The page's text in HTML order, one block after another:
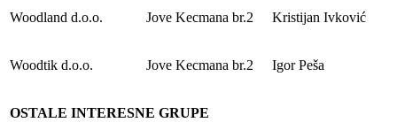
Woodland d.o.o. Jove Kecmana br.2 Kristijan Ivković
Woodtik d.o.o. Jove Kecmana br.2 Igor Peša
OSTALE INTERESNE GRUPE